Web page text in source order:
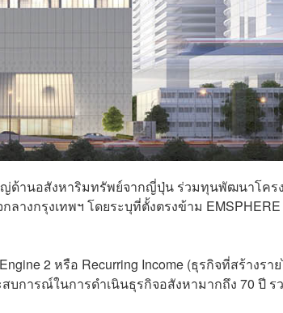
ญ่ด้านอสังหาริมทรัพย์จากญี่ปุ่น ร่วมทุนพัฒนาโคร
ลางกรุงเทพฯ โดยระบุที่ตั้งตรงข้าม EMSPHERE
2 หรือ Recurring Income (ธุรกิจที่สร้างรา
บการณ์ในการดำเนินธุรกิจอสังหามากถึง 70 ปี ร